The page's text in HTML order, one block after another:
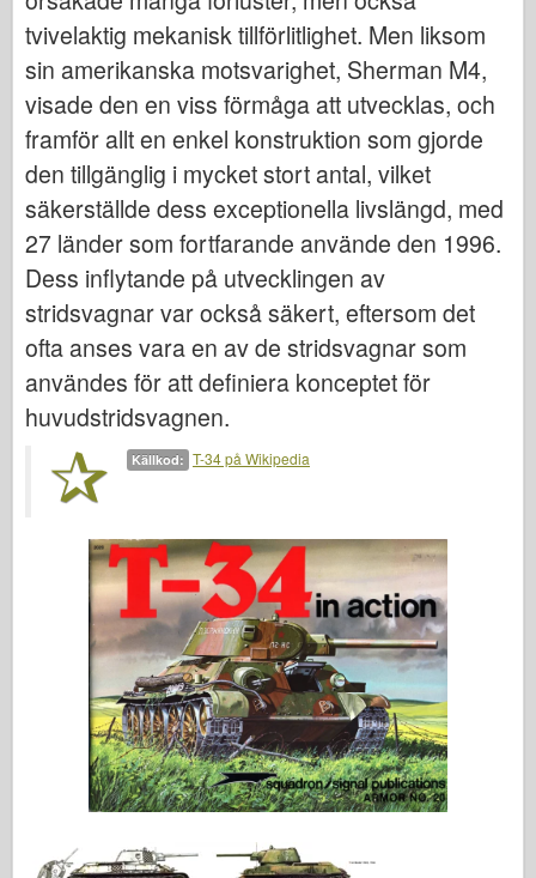
tvivelaktig mekanisk tillförlitlighet. Men liksom
sin amerikanska motsvarighet, Sherman M4,
visade den en viss förmåga att utvecklas, och
framför allt en enkel konstruktion som gjorde
den tillgänglig i mycket stort antal, vilket
säkerställde dess exceptionella livslängd, med
27 länder som fortfarande använde den 1996.
Dess inflytande på utvecklingen av
stridsvagnar var också säkert, eftersom det
ofta anses vara en av de stridsvagnar som
användes för att definiera konceptet för
huvudstridsvagnen.
Källkod: T-34 på Wikipedia